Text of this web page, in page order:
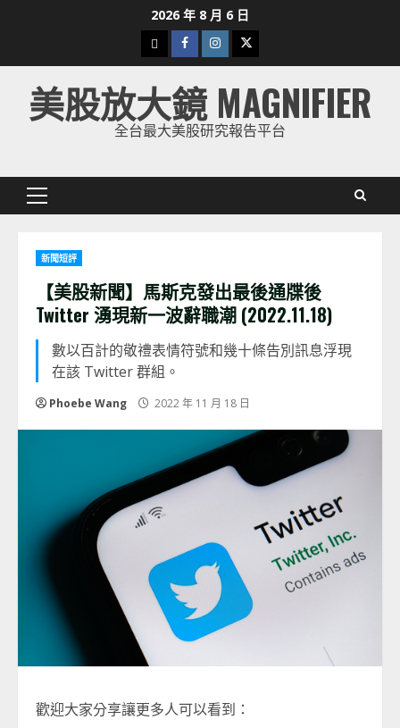
2026 年 8 月 6 日
下
載
美
股
Facebook
Instagram
Twitter
美股放大鏡 MAGNIFIER
全台最大美股研究報告平台
Primary
新聞短評
【美股新聞】馬斯克發出最後通牒後
Twitter 湧現新一波辭職潮 (2022.11.18)
數以百計的敬禮表情符號和幾十條告別訊息浮現
在該 Twitter 群組。
Phoebe Wang 2022 年 11 月 18 日
歡迎大家分享讓更多人可以看到：